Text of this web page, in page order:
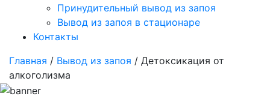
Принудительный вывод из запоя
Вывод из запоя в стационаре
Контакты
Главная / Вывод из запоя / Детоксикация от
алкоголизма